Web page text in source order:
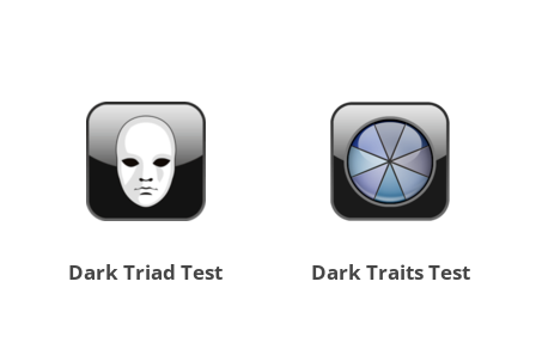
Dark Triad Test Dark Traits Test